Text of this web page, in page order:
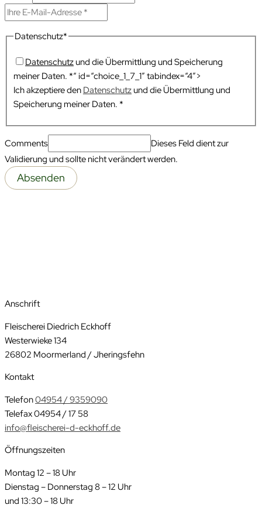
Datenschutz*
Datenschutzund die Übermittlung und Speicherung
meiner Daten. *“ id=“choice_1_7_1″ tabindex=“4″>
Ich akzeptiere den Datenschutzund die Übermittlung und
Speicherung meiner Daten. *
Comments
Dieses Feld dient zur
Validierung und sollte nicht verändert werden.
Anschrift
Fleischerei Diedrich Eckhoff
Westerwieke 134
26802 Moormerland / Jheringsfehn
Kontakt
Telefon04954 / 9359090
Telefax 04954 / 17 58
info@fleischerei-d-eckhoff.de
Öffnungszeiten
Montag 12 – 18 Uhr
Dienstag – Donnerstag 8 – 12 Uhr
und 13:30 – 18 Uhr